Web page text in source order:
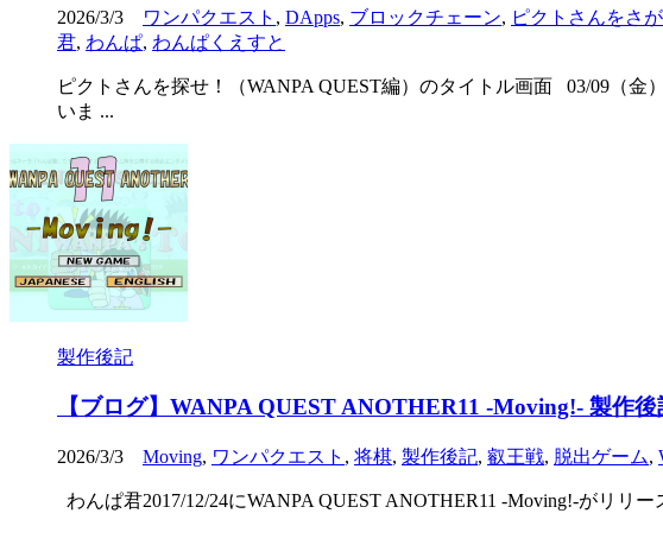
2026/3/3 ワンパクエスト , DApps, ブロックチェーン, ピクトさんをさが
君, わんぱ, わんぱくえすと
ピクトさんを探せ！（WANPA QUEST編）のタイトル画面 03/09（
いま ...
製作後記
【ブログ】WANPA QUEST ANOTHER11 -Moving!- 製作後
2026/3/3 Moving, ワンパクエスト , 将棋, 製作後記, 叡王戦, 脱出ゲーム,
わんぱ君2017/12/24にWANPA QUEST ANOTHER11 -Moving!-がリリ